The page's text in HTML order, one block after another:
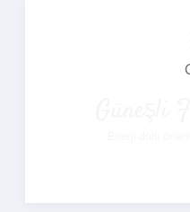
Güneşli